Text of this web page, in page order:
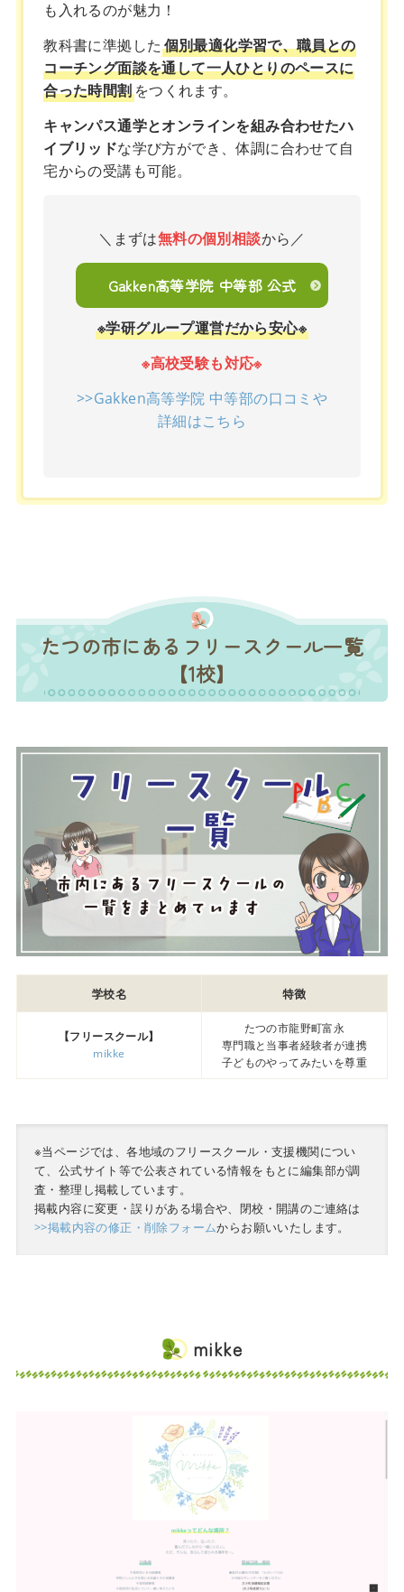
も入れるのが魅力！
教科書に準拠した 個別最適化学習で、職員との
コーチング面談を通して一人ひとりのペースに
合った時間割をつくれます。
キャンパス通学とオンラインを組み合わせたハ
イブリッドな学び方ができ、体調に合わせて自
宅からの受講も可能。
＼まずは無料の個別相談から／
Gakken高等学院 中等部 公式
※学研グループ運営だから安心※
※高校受験も対応※
>>Gakken高等学院 中等部の口コミや
詳細はこちら
たつの市にあるフリースクール一覧
【1校】
学校名 特徴
【フリースクール】
mikke
たつの市龍野町富永
専門職と当事者経験者が連携
子どものやってみたいを尊重
※当ページでは、各地域のフリースクール・支援機関につい
て、公式サイト等で公表されている情報をもとに編集部が調
査・整理し掲載しています。
掲載内容に変更・誤りがある場合や、閉校・開講のご連絡は
>>掲載内容の修正・削除フォームからお願いいたします。
mikke